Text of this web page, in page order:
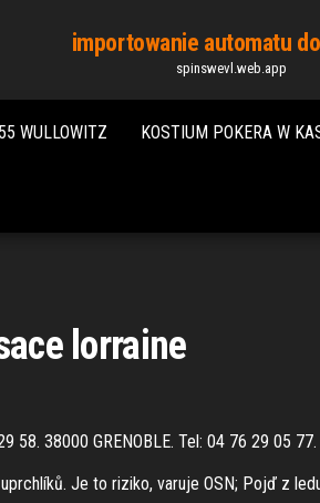
importowanie automatu
spinswevl.web.app
WULLOWITZ KOSTIUM POKERA W
lorraine
58. 38000 GRENOBLE. Tel: 04 76 29 05
Je to riziko, varuje OSN; Pojď z